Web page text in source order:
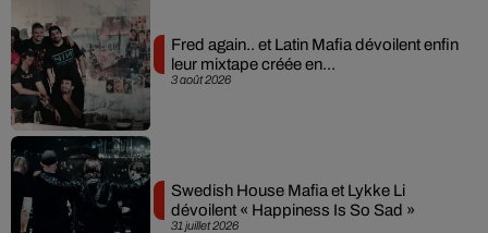
3 août 2026
Fred again.. et Latin Mafia dévoilent enfin
leur mixtape créée en...
31 juillet 2026
Swedish House Mafia et Lykke Li
dévoilent « Happiness Is So Sad »